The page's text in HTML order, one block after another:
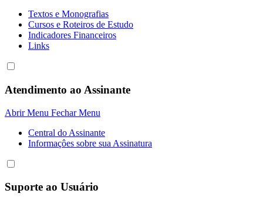
Textos e Monografias
Cursos e Roteiros de Estudo
Indicadores Financeiros
Links
Atendimento ao Assinante
Abrir Menu Fechar Menu
Central do Assinante
Informaçôes sobre sua Assinatura
Suporte ao Usuário